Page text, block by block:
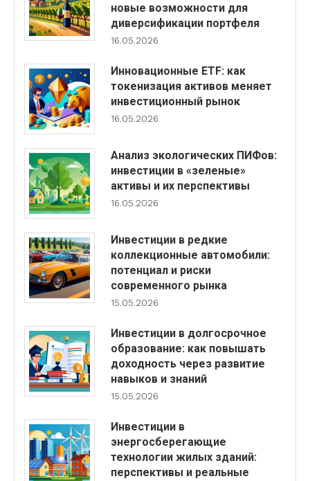
новые возможности для
диверсификации портфеля
16.05.2026
Инновационные ETF: как
токенизация активов меняет
инвестиционный рынок
16.05.2026
Анализ экологических ПИФов:
инвестиции в «зеленые»
активы и их перспективы
16.05.2026
Инвестиции в редкие
коллекционные автомобили:
потенциал и риски
современного рынка
15.05.2026
Инвестиции в долгосрочное
образование: как повышать
доходность через развитие
навыков и знаний
15.05.2026
Инвестиции в
энергосберегающие
технологии жилых зданий:
перспективы и реальные